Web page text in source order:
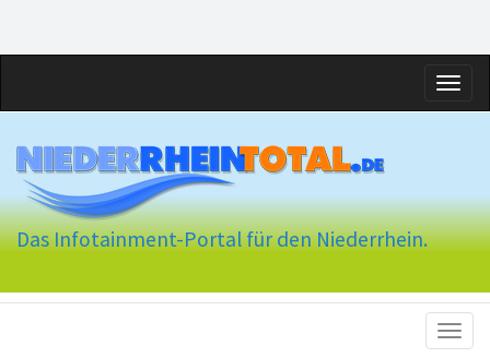
Das Infotainment-Portal für den Niederrhein.